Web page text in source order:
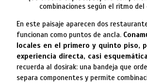
combinaciones según el ritmo del
En este paisaje aparecen dos
funcionan como puntos de ancla.
locales en el primero y quinto piso,
experiencia directa, casi
recuerda al dosirak: una bandeja que
separa componentes y permite